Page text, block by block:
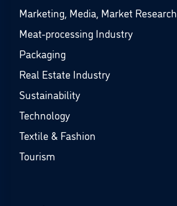
Marketing, Media, Market Research
Meat-processing Industry
Packaging
Real Estate Industry
Sustainability
Technology
Textile & Fashion
Tourism